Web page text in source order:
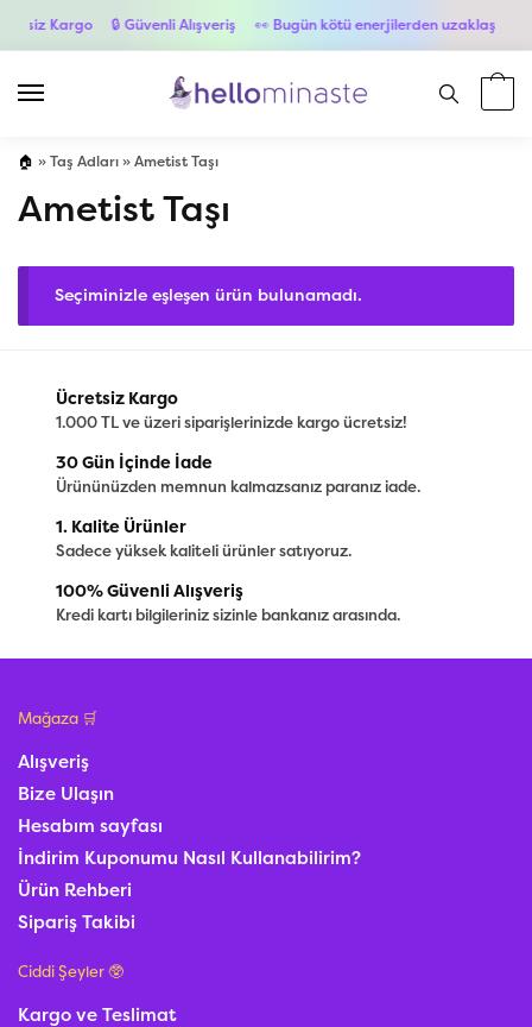
Kargo 🔒 Güvenli Alışveriş 👀 Bugün kötü enerjilerden uzaklaş
🏠 » Taş Adları » Ametist Taşı
Ametist Taşı
Seçiminizle eşleşen ürün bulunamadı.
Ücretsiz Kargo
1.000 TL ve üzeri siparişlerinizde kargo ücretsiz!
30 Gün İçinde İade
Ürününüzden memnun kalmazsanız paranız iade.
1. Kalite Ürünler
Sadece yüksek kaliteli ürünler satıyoruz.
100% Güvenli Alışveriş
Kredi kartı bilgileriniz sizinle bankanız arasında.
Mağaza 🛒
Alışveriş
Bize Ulaşın
Hesabım sayfası
İndirim Kuponumu Nasıl Kullanabilirim?
Ürün Rehberi
Sipariş Takibi
Ciddi Şeyler 🥸
Kargo ve Teslimat